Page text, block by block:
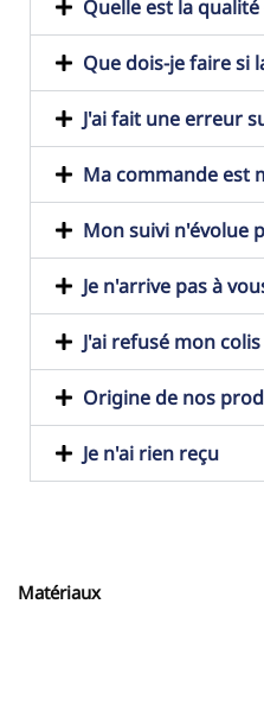
Quelle est la
Que dois-je faire si
J'ai fait une erreur
Ma commande est
Mon suivi n'évolue
Je n'arrive pas à
J'ai refusé mon colis
Origine de nos
Je n'ai rien reçu
Matériaux